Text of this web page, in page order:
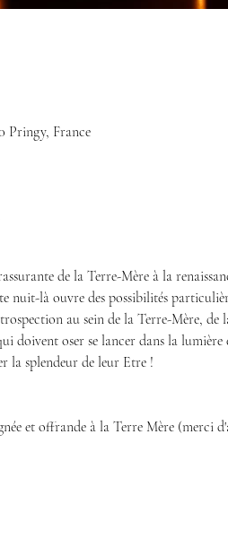
Pringy, France
de la Terre-Mère à la
nuit-là ouvre des possibilités
au sein de la Terre-Mère, de
doivent oser se lancer dans la
la splendeur de leur Etre !
et offrande à la Terre Mère (merci